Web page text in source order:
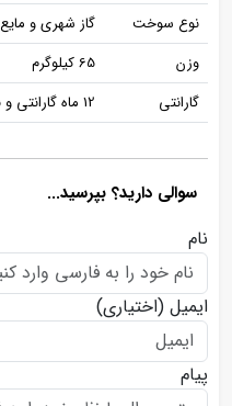
نوع سوخت
گاز شهری و مایع
وزن
65 کیلوگرم
گارانتی
12 ماه گارانتی و 5 سال خدمات پس از فروش
سوالی دارید؟ بپرسید...
نام
ایمیل (اختیاری)
پیام